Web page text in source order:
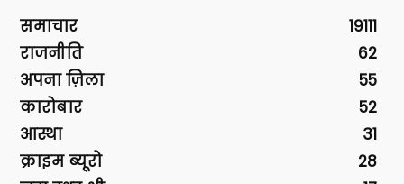
समाचार
19111
राजनीति
62
अपना ज़िला
55
कारोबार
52
आस्था
31
क्राइम ब्यूरो
28